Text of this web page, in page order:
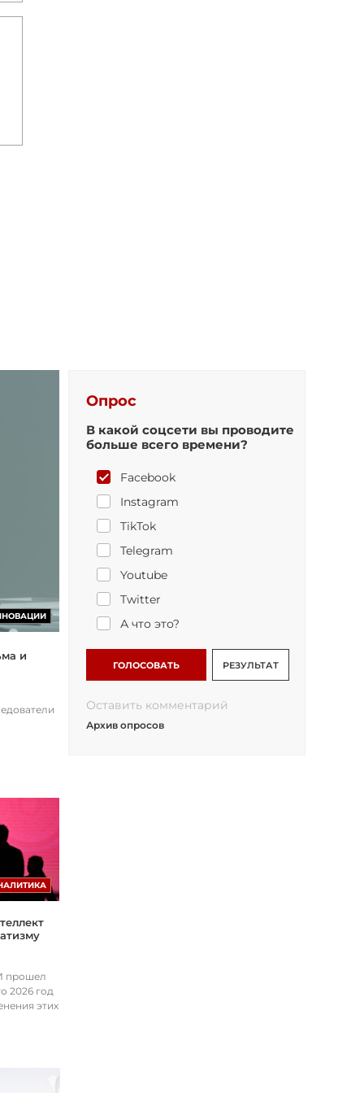
и
прошел
2026 год
этих
Опрос
В какой соцсети вы проводите
больше всего времени?
Facebook
Instagram
TikTok
Telegram
Youtube
Twitter
А что это?
ГОЛОСОВАТЬ РЕЗУЛЬТАТ
Оставить комментарий
Архив опросов